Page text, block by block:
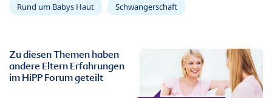
Rund um Babys Haut Schwangerschaft
Zu diesen Themen haben
andere Eltern Erfahrungen
im HiPP Forum geteilt